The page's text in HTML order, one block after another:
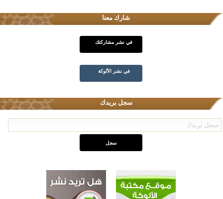
شارك معنا
في نشر مشاركتك
في نشر الألوكة
سجل بريدك